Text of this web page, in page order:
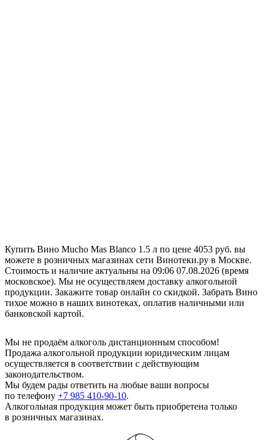
Купить Вино Mucho Mas Blanco 1.5 л по цене 4053 руб. вы
можете в розничных магазинах сети Винотеки.ру в Москве.
Стоимость и наличие актуальны на 09:06 07.08.2026 (время
московское). Мы не осуществляем доставку алкогольной
продукции. Закажите товар онлайн со скидкой. Забрать Вино
тихое можно в наших винотеках, оплатив наличными или
банковской картой.
Мы не продаём алкоголь дистанционным способом!
Продажа алкогольной продукции юридическим лицам
осуществляется в соответствии с действующим
законодательством.
Мы будем рады ответить на любые ваши вопросы
по телефону +7 985 410-90-10.
Алкогольная продукция может быть приобретена только
в розничных магазинах.